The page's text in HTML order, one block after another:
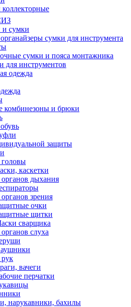
и сумки
сумки для инструмента
сумки и пояса монтажника
для инструментов
одежда
комбинезоны и брюки
защиты
каскетки
дыхания
зрения
очки
щитки
сварщика
слуха
вачеги
перчатки
нарукавники, бахилы